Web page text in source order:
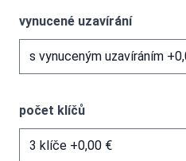
vynucené uzavírání
počet klíčů